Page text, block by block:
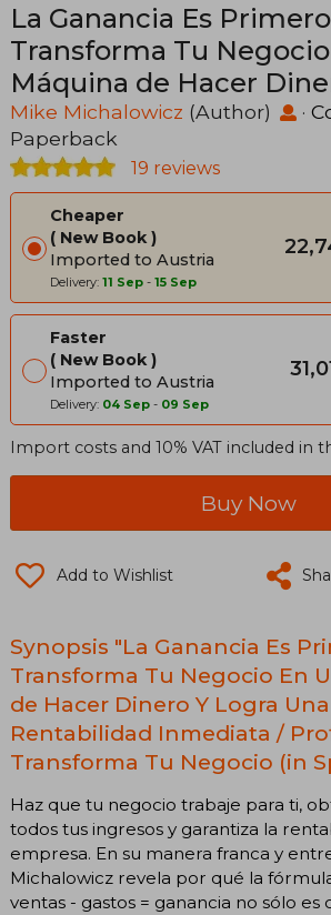
La Ganancia Es
Transforma Tu
Máquina de Hacer
Una Rentabilidad
Profit First: Transforma
(in Spanish)
Mike Michalowicz (Author) ·
Paperback
19 reviews
Cheaper
New Book
Imported to Austria
Delivery: 11 Sep - 15 Sep
Faster
New Book
Imported to Austria
Delivery: 04 Sep - 09 Sep
Import costs and 10% VAT included in
Buy Now
Add to Wishlist
Synopsis "La Ganancia Es
Transforma Tu Negocio En
de Hacer Dinero Y Logra Una
Rentabilidad Inmediata /
Transforma Tu Negocio (in
Haz que tu negocio trabaje para ti,
todos tus ingresos y garantiza la
empresa. En su manera franca y
Michalowicz revela por qué la
ventas - gastos = ganancia no sólo es